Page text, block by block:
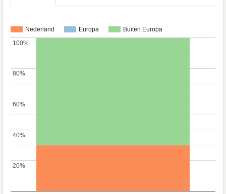
Nederland Europa Buiten Europa
20%
20%
40%
40%
60%
60%
80%
80%
100%
100%